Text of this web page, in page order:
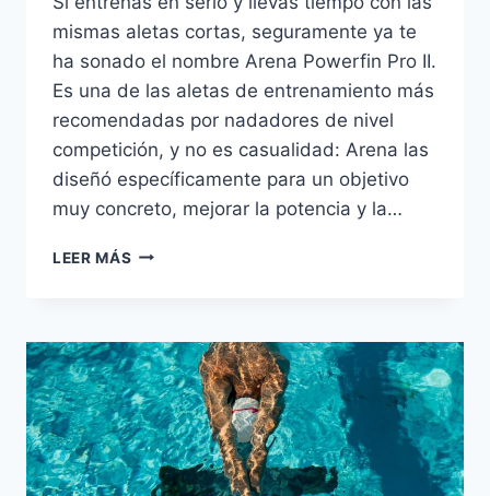
mismas aletas cortas, seguramente ya te
ha sonado el nombre Arena Powerfin Pro II.
Es una de las aletas de entrenamiento más
recomendadas por nadadores de nivel
competición, y no es casualidad: Arena las
diseñó específicamente para un objetivo
muy concreto, mejorar la potencia y la…
LEER MÁS REVIEW:
II